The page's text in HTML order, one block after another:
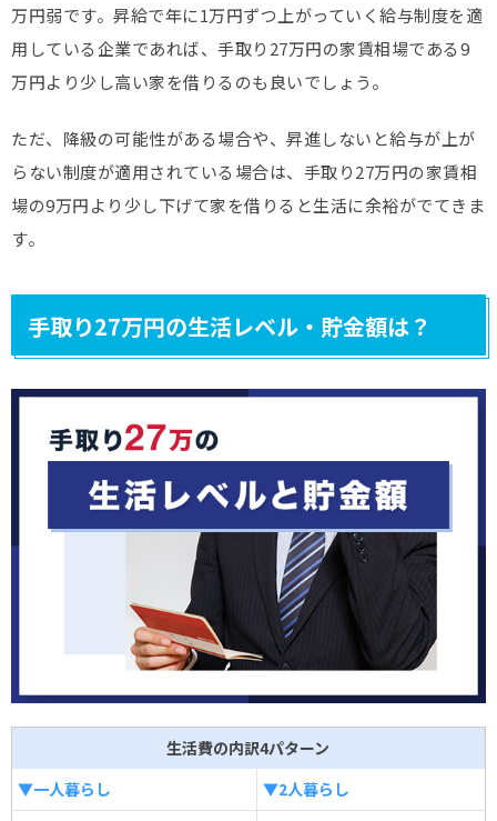
万円弱です。昇給で年に1万円ずつ上がっていく給与制度を適
用している企業であれば、手取り27万円の家賃相場である9
万円より少し高い家を借りるのも良いでしょう。
ただ、降級の可能性がある場合や、昇進しないと給与が上が
らない制度が適用されている場合は、手取り27万円の家賃相
場の9万円より少し下げて家を借りると生活に余裕がでてきま
す。
手取り27万円の生活レベル・貯金額は？
生活費の内訳4パターン
▼一人暮らし
▼2人暮らし